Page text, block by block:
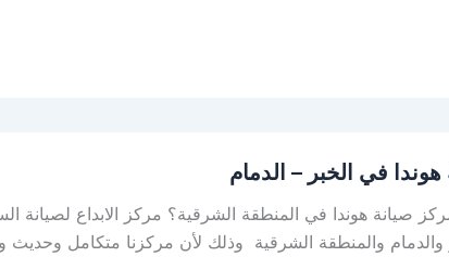
في الخبر – الدمام
صيانة هوندا في المنطقة الشرقية؟ مركز الابداع لصيانة
والدمام والمنطقة الشرقية وذلك لأن مركزنا متكامل وحديث